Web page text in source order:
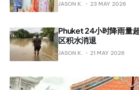
JASON K. 23 MAY 2026
Phuket 24小时降雨量
区积水消退
JASON K. 21 MAY 2026